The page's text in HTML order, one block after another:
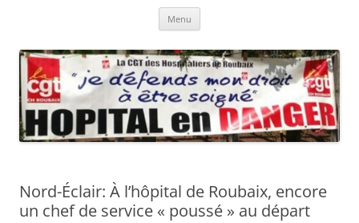
Menu
Nord-Éclair: À l’hôpital de Roubaix, encore
un chef de service « poussé » au départ